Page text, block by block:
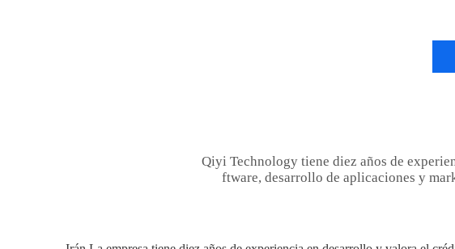
Qiyi Technology tiene diez años de
ftware, desarrollo de aplicaciones y